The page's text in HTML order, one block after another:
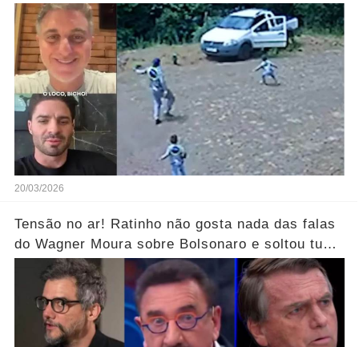
após vídeo dos filhos viralizar.... Ver mais
20/03/2026
Tensão no ar! Ratinho não gosta nada das falas
do Wagner Moura sobre Bolsonaro e soltou tudo
sem filtro.... Veja o vídeo